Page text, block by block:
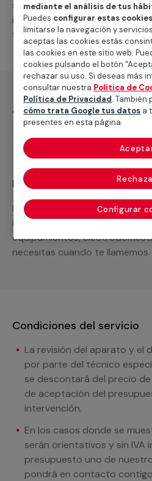
suministro de los materiales
intervenciones a realizar, o la
falta para completar tu
¿Qué incluye?
Recuerda que en
Podemos ofrecer cualquier
incluyendo todo lo que
equipamientos,
necesitas cuando te llamemos.
Condiciones del servicio
La revisión del aparato y el
por parte del técnico
se descontará del precio
de aceptación del
intervención.
En los casos donde se
serán orientativos y sin IVA
presupuesto uno de
pondrá en contacto
mediante el análisis de tus
Puedes configurar estas
limitarse la navegación y
aceptas las cookies estás
las cookies en este sitio web.
cookies pulsando el botón
rechazar su uso. Si deseas más
consultar nuestra Política de
Política de Privacidad.
cómo trata Google tus datos a
presentes en esta página.
Configurar